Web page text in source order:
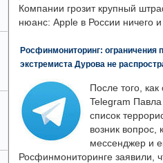
Компании грозит крупный
нюанс: Apple в России ничего
Росфинмониторинг: ограничения
экстремиста Дурова не
После того, как
Telegram
список
возник вопрос,
мессенджер и
Росфинмониторинге заявили,